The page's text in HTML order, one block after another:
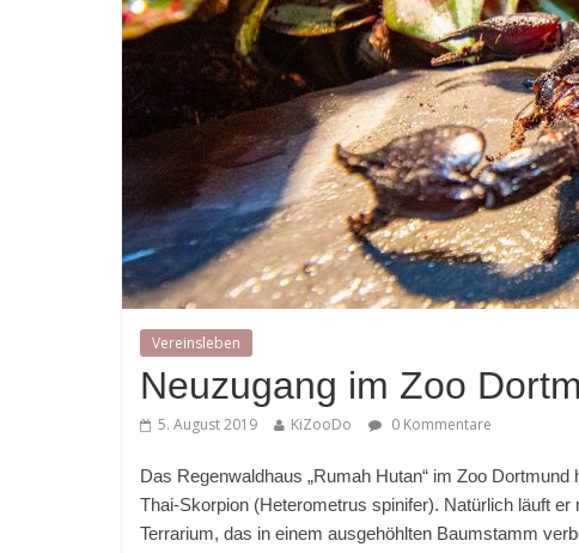
Vereinsleben
Neuzugang im Zoo
5. August 2019 KiZooDo 0 Kommentare
Das Regenwaldhaus „Rumah Hutan“ im Zoo
Thai-Skorpion (Heterometrus spinifer). Natürlich läuft
Terrarium, das in einem ausgehöhlten Baumstamm